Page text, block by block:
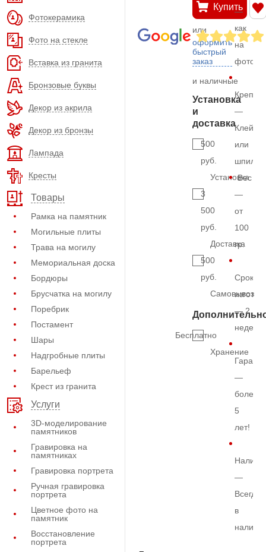
Фотокерамика
Фото на стекле
Вставка из гранита
Бронзовые буквы
Декор из акрила
Декор из бронзы
Лампада
Кресты
Товары
Рамка на памятник
Могильные плиты
Трава на могилу
Мемориальная доска
Бордюры
Брусчатка на могилу
Поребрик
Постамент
Шары
Надгробные плиты
Барельеф
Крест из гранита
Услуги
3D-моделирование
памятников
Гравировка на
памятниках
Гравировка портрета
Ручная гравировка
портрета
Цветное фото на
памятник
Восстановление
портрета
Купить
или
оформить
быстрый
заказ
и наличные
Установка
и
доставка
500
руб.
Установка
3
500
руб.
Доставка
500
руб.
Самовывоз
Бесплатно
Хранение
—
как
на
фото
—
Клей
или
Вес
—
от
100
гр.
Срок
— 2
недели
—
более
5
лет!
—
Всегда
в